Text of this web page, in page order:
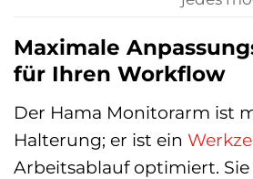
Maximale
für Ihren Workflow
Der Hama Monitorarm ist
Halterung; er ist ein
Arbeitsablauf optimiert.